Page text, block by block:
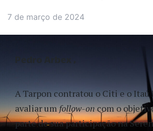
7 de março de 2024
A Tarpon contratou o Citi e o Itaú
avaliar umfollow-oncom o
parte de sua participação na